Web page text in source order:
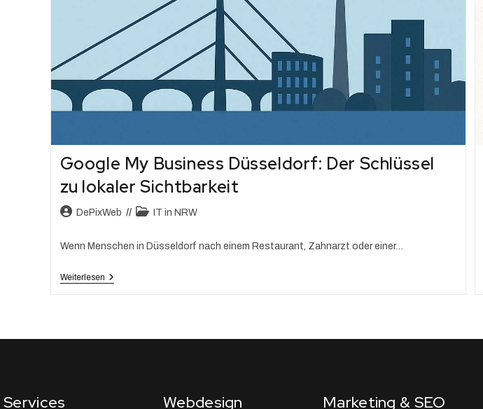
Google My Business Düsseldorf: Der Schlüssel
zu lokaler Sichtbarkeit
DePixWeb IT in NRW
Wenn Menschen in Düsseldorf nach einem Restaurant, Zahnarzt oder einer…
Weiterlesen
Services Webdesign Marketing & SEO